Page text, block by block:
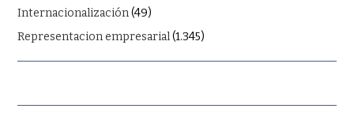
Internacionalización(49)
Representacion empresarial(1.345)